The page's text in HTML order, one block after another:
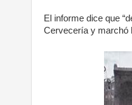
El informe dice que
Cervecería y marchó